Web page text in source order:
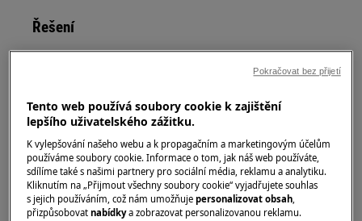
Řešení
Při přemisťování spotřebičů buďte vždy opatrní, u
těžkých spotřebičů je nutné jej přemisťovat dvěma
osobami.
Vždy používejte ochranné rukavice a přiloženou
obuv.
Tento web používá soubory cookie k zajištění
lepšího uživatelského zážitku.
K vylepšování našeho webu a k propagačním a marketingovým účelům
používáme soubory cookie. Informace o tom, jak náš web používáte,
sdílíme také s našimi partnery pro sociální média, reklamu a analytiku.
Kliknutím na „Přijmout všechny soubory cookie“ vyjadřujete souhlas
s jejich používáním, což nám umožňujepersonalizovat obsah,
přizpůsobovatnabídkya zobrazovat personalizovanou reklamu.
Pokračovat bez přijetí